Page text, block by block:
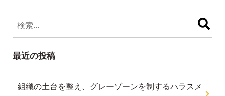
最近の投稿
組織の土台を整え、グレーゾーンを制するハラスメ